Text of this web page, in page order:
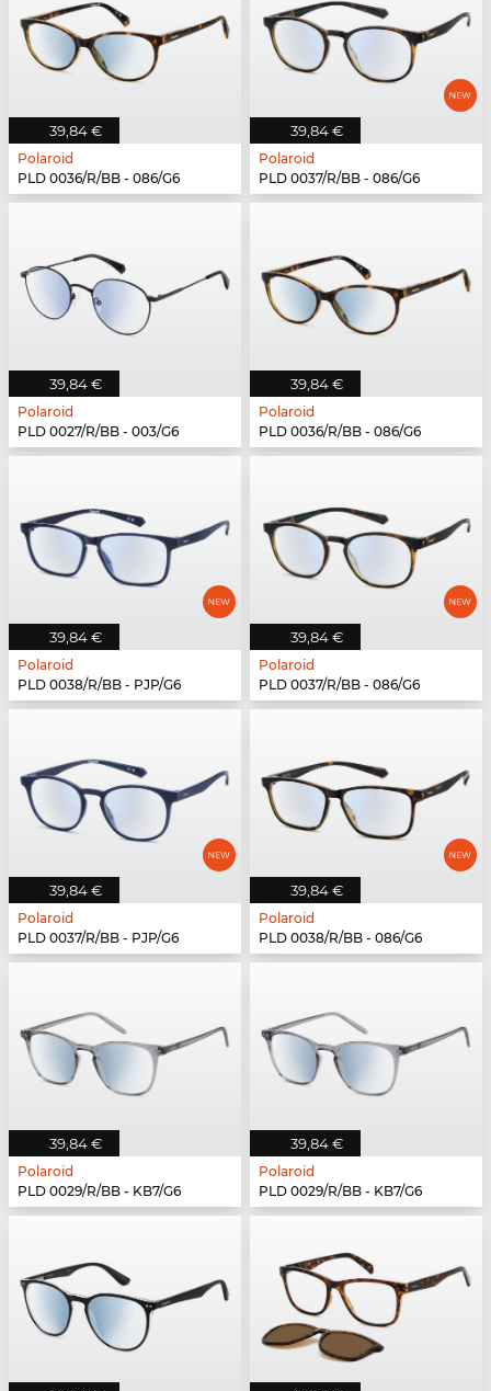
39,84 €
Polaroid
PLD 0036/R/BB - 086/G6
39,84 €
Polaroid
PLD 0037/R/BB - 086/G6
39,84 €
Polaroid
PLD 0027/R/BB - 003/G6
39,84 €
Polaroid
PLD 0036/R/BB - 086/G6
39,84 €
Polaroid
PLD 0038/R/BB - PJP/G6
39,84 €
Polaroid
PLD 0037/R/BB - 086/G6
39,84 €
Polaroid
PLD 0037/R/BB - PJP/G6
39,84 €
Polaroid
PLD 0038/R/BB - 086/G6
39,84 €
Polaroid
PLD 0029/R/BB - KB7/G6
39,84 €
Polaroid
PLD 0029/R/BB - KB7/G6